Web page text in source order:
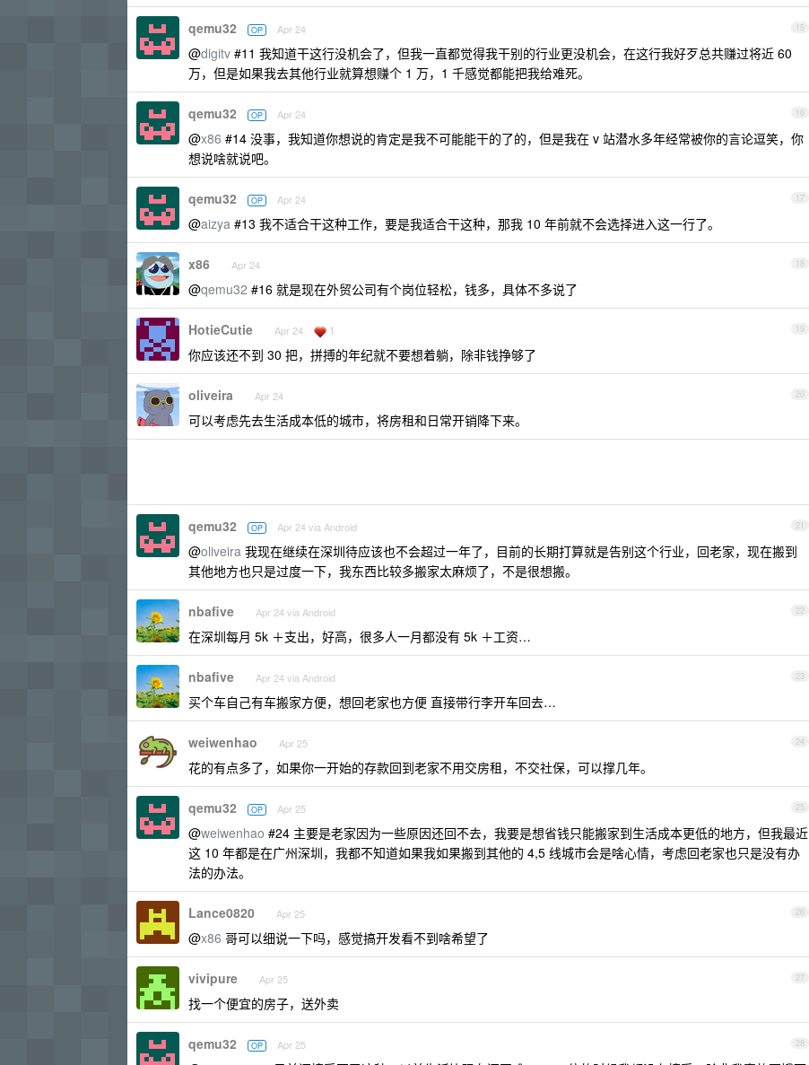
15
qemu32 OP Apr 24
@digitv #11 我知道干这行没机会了，但我一直都觉得我干别的行业更没机会，在这行我好歹总共赚过将近 60
万，但是如果我去其他行业就算想赚个 1 万，1 千感觉都能把我给难死。
16
qemu32 OP Apr 24
@x86 #14 没事，我知道你想说的肯定是我不可能能干的了的，但是我在 v 站潜水多年经常被你的言论逗笑，你
想说啥就说吧。
17
qemu32 OP Apr 24
@aizya #13 我不适合干这种工作，要是我适合干这种，那我 10 年前就不会选择进入这一行了。
18
x86 Apr 24
@qemu32 #16 就是现在外贸公司有个岗位轻松，钱多，具体不多说了
19
HotieCutie Apr 24 1
你应该还不到 30 把，拼搏的年纪就不要想着躺，除非钱挣够了
20
oliveira Apr 24
可以考虑先去生活成本低的城市，将房租和日常开销降下来。
21
qemu32 OP Apr 24 via Android
@oliveira 我现在继续在深圳待应该也不会超过一年了，目前的长期打算就是告别这个行业，回老家，现在搬到
其他地方也只是过度一下，我东西比较多搬家太麻烦了，不是很想搬。
22
nbafive Apr 24 via Android
在深圳每月 5k ＋支出，好高，很多人一月都没有 5k ＋工资…
23
nbafive Apr 24 via Android
买个车自己有车搬家方便，想回老家也方便 直接带行李开车回去…
24
weiwenhao Apr 25
花的有点多了，如果你一开始的存款回到老家不用交房租，不交社保，可以撑几年。
25
qemu32 OP Apr 25
@weiwenhao #24 主要是老家因为一些原因还回不去，我要是想省钱只能搬家到生活成本更低的地方，但我最近
这 10 年都是在广州深圳，我都不知道如果我如果搬到其他的 4,5 线城市会是啥心情，考虑回老家也只是没有办
法的办法。
26
Lance0820 Apr 25
@x86 哥可以细说一下吗，感觉搞开发看不到啥希望了
27
vivipure Apr 25
找一个便宜的房子，送外卖
28
qemu32 OP Apr 25